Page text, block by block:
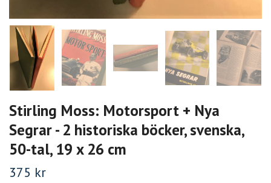
Stirling Moss: Motorsport + Nya
Segrar - 2 historiska böcker, svenska,
50-tal, 19 x 26 cm
375 kr